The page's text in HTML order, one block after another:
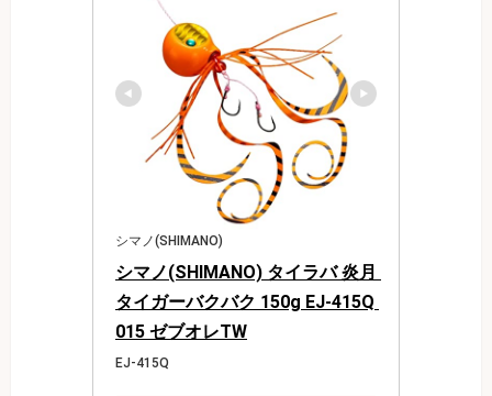
シマノ(SHIMANO)
シマノ(SHIMANO) タイラバ 炎月
タイガーバクバク 150g EJ-415Q
015 ゼブオレTW
EJ-415Q